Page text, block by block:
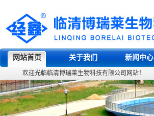
网站首页 关于我们 新闻中心
欢迎光临临清博瑞莱生物科技有限公司网站！